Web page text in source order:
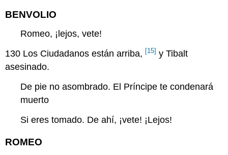
BENVOLIO
Romeo, ¡lejos, vete!
130 Los Ciudadanos están arriba, [15] y Tibalt
asesinado.
De pie no asombrado. El Príncipe te condenará
muerto
Si eres tomado. De ahí, ¡vete! ¡Lejos!
ROMEO